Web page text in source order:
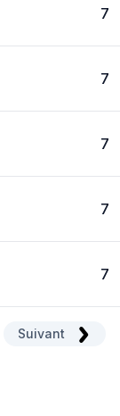
7
7
7
7
7
Suivant